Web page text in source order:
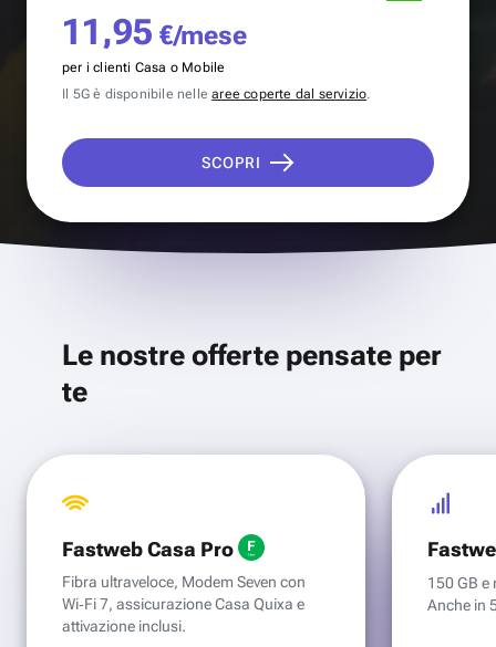
11,95 €/mese
per i clienti Casa o Mobile
Il 5G è disponibile nellearee coperte dal servizio.
SCOPRI
Le nostre offerte pensate per
te
Fastweb Casa Pro
Fibra ultraveloce, Modem Seven con
Wi‑Fi 7, assicurazione Casa Quixa e
attivazione inclusi.
150 GB e
Anche in